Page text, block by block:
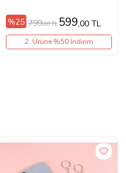
%25 799,00 TL 599,00 TL
2. Ürüne %50 İndirim